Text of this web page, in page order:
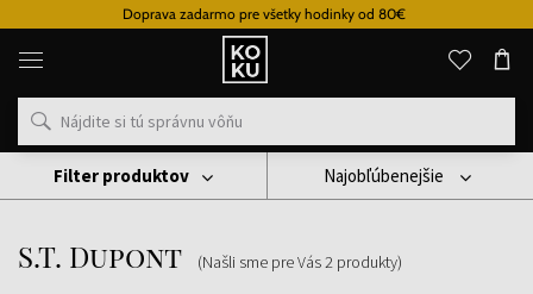
Doprava zadarmo pre všetky hodinky od 80€
Originálne
parfémy
hodinky
na
mieste
Značky
S.T. Dupont
S.T. Dupont (Našli sme pre Vás2 produkty)
Najobľúbenejšie
Filter produktov